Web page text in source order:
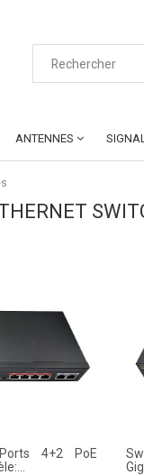
ANTENNES
4+2 PoE